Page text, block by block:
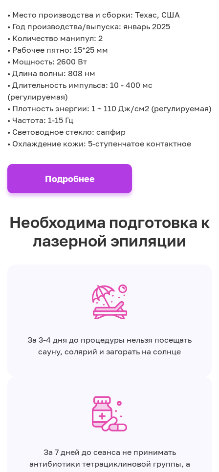
• Место производства и сборки: Техас, США
• Год производства/выпуска: январь 2025
• Количество манипул: 2
• Рабочее пятно: 15*25 мм
• Мощность: 2600 Вт
• Длина волны: 808 нм
• Длительность импульса: 10 - 400 мс
(регулируемая)
• Плотность энергии: 1 ~ 110 Дж/см2 (регулируемая)
• Частота: 1-15 Гц
• Световодное стекло: сапфир
• Охлаждение кожи: 5-ступенчатое контактное
Подробнее
Необходима подготовка к
лазерной эпиляции
За 3-4 дня до процедуры нельзя посещать
сауну, солярий и загорать на солнце
За 7 дней до сеанса не принимать
антибиотики тетрациклиновой группы, а